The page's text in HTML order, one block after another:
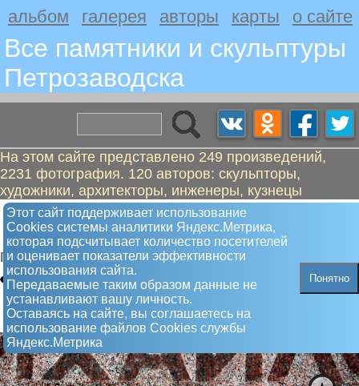
альбом галерея авторы карты о сайте
Все памятники и скульптуры
Петрозаводскa
На этом сайте представлено 249 произведений,
2231 фотография. 120 авторов: скульпторы,
художники, архитекторы, инженеры, кузнецы
Этот сайт поддерживает использование
Сookies системы аналитики Яндекс.Метрика,
которая подсчитывает количество посетителей
и оценивает показатели эффективности
использования сайта.
Передаваемые таким образом данные не
устанавливают вашу личность.
Оставаясь на сайте, вы соглашаетесь на
использование файлов Сookies службы
Яндекс.Метрика
Понятно
Лисицына Анна Михайловна. Герой
Советского Союза
Памятник